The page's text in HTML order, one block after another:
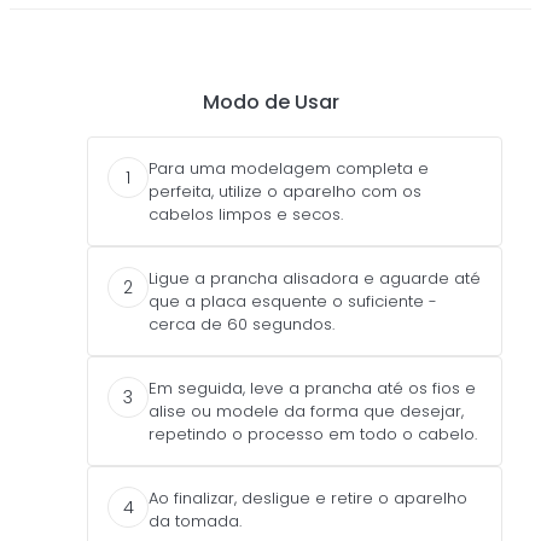
Modo de Usar
1
Para uma modelagem completa e
perfeita, utilize o aparelho com os
cabelos limpos e secos.
2
Ligue a prancha alisadora e aguarde até
que a placa esquente o suficiente -
cerca de 60 segundos.
3
Em seguida, leve a prancha até os fios e
alise ou modele da forma que desejar,
repetindo o processo em todo o cabelo.
4
Ao finalizar, desligue e retire o aparelho
da tomada.